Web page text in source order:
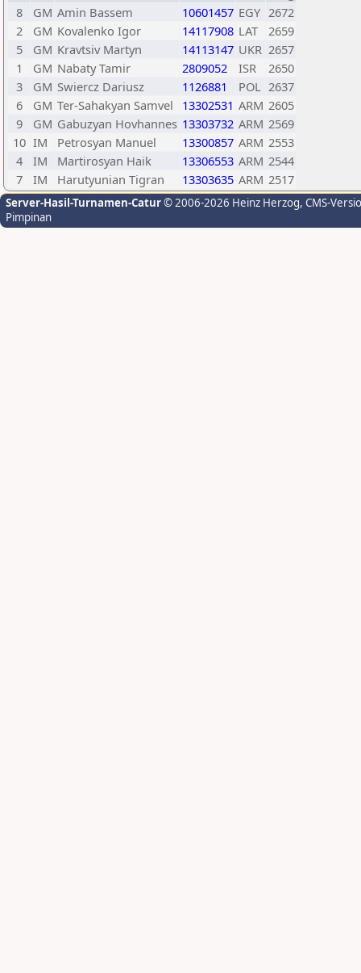
8
GM Amin Bassem 10601457 EGY 2672
2
GM Kovalenko Igor 14117908 LAT
2659
5
GM Kravtsiv Martyn 14113147 UKR 2657
1
GM Nabaty Tamir 2809052 ISR
2650
3
GM Swiercz Dariusz 1126881 POL 2637
6
GM Ter-Sahakyan Samvel 13302531 ARM 2605
9
GM Gabuzyan Hovhannes 13303732 ARM 2569
10 IM Petrosyan Manuel 13300857 ARM 2553
4
IM Martirosyan Haik 13306553 ARM 2544
7
IM Harutyunian Tigran 13303635 ARM 2517
Server-Hasil-Turnamen-Catur© 2006-2026 Heinz Herzog, CMS-
Pimpinan